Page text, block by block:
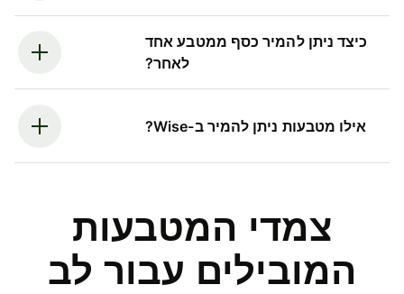
כיצד ניתן להמיר כסף ממטבע אחד
לאחר?
אילו מטבעות ניתן להמיר ב-Wise?
צמדי המטבעות
המובילים עבור לב